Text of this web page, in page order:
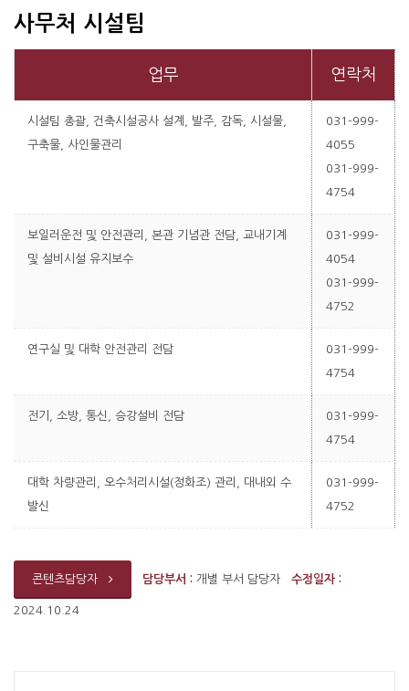
사무처 시설팀
업무 연락처
시설팀 총괄, 건축시설공사 설계, 발주, 감독, 시설물,
구축물, 사인물관리
031-999-
4055
031-999-
4754
보일러운전 및 안전관리, 본관 기념관 전담, 교내기계
및 설비시설 유지보수
031-999-
4054
031-999-
4752
연구실 및 대학 안전관리 전담
031-999-
4754
전기, 소방, 통신, 승강설비 전담
031-999-
4754
대학 차량관리, 오수처리시설(정화조) 관리, 대내외 수
발신
031-999-
4752
콘텐츠담당자 담당부서 : 개별 부서 담당자 수정일자 :
2024.10.24